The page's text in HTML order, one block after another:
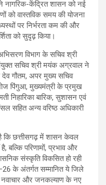
नागरिक-केंद्रित शासन को नई
को वास्तविक समय की योजना
पर निर्भरता कम की और
को सुदृढ़ किया।
विभाग के सचिव श्री
सचिव श्री मयंक अग्रवाल ने
गौतम, अपर मुख्य सचिव
पिंगुआ, मुख्यमंत्री के प्रमुख
निहारिका बारिक, सुशासन एवं
सहित अन्य वरिष्ठ अधिकारी
कि छत्तीसगढ़ में शासन केवल
बल्कि परिणामों, प्रभाव और
संस्कृति विकसित हो रही
के अंतर्गत सम्मानित ये जिले
नवाचार और जनकल्याण के नए